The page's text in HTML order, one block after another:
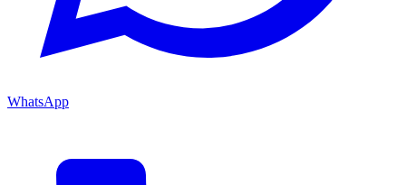
WhatsApp